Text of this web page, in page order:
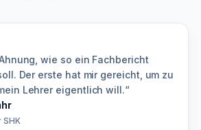
wie so ein Fachbericht
Der erste hat mir gereicht, um zu
Lehrer eigentlich will.“
SHK